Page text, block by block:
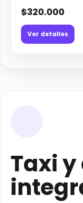
$320.000
Ver detalles
Taxi